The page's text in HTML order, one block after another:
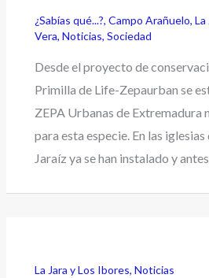
¿Sabías qué...?,Campo Arañuelo,La
Vera,Noticias,Sociedad
Desde el proyecto de
Primilla de Life-Zepaurban se
ZEPA Urbanas de Extremadura
para esta especie. En las
Jaraíz ya se han instalado y
La Jara y Los Ibores,Noticias